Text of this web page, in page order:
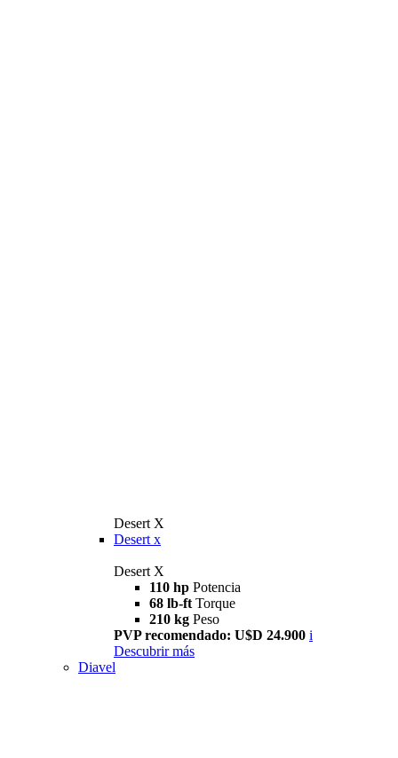
Desert X
Desert x
Desert X
110 hp Potencia
68 lb-ft Torque
210 kg Peso
PVP recomendado: U$D 24.900 i
Descubrir más
Diavel